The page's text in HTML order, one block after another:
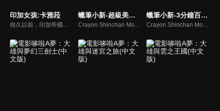
印加女孩:卡雅菈
很久以前，印加帝國的傳令使（Chasquis）一向由速度與力量兼具的男性擔任。一位美麗又身手矯健的16歲少女——卡雅菈，決心打破傳統，成為史上第一位女性傳令使。在追夢的旅程中，她穿越險峻地形，挺身保護尚未被發現的黃金之城免於遭受掠奪，更在突如其來的危機中拯救了摯愛的親人與朋友。
蠟筆小新-超級美味B級美食大逃亡
Crayon Shinchan Movie“Baka uma!B-kyu Gourmet Servival”
蠟筆小新-3分鐘百變大進擊！
Crayon Shinchan Movies Densetsu Wo Yobu BuriBuri Sanpun Pokkiri Daishingeki